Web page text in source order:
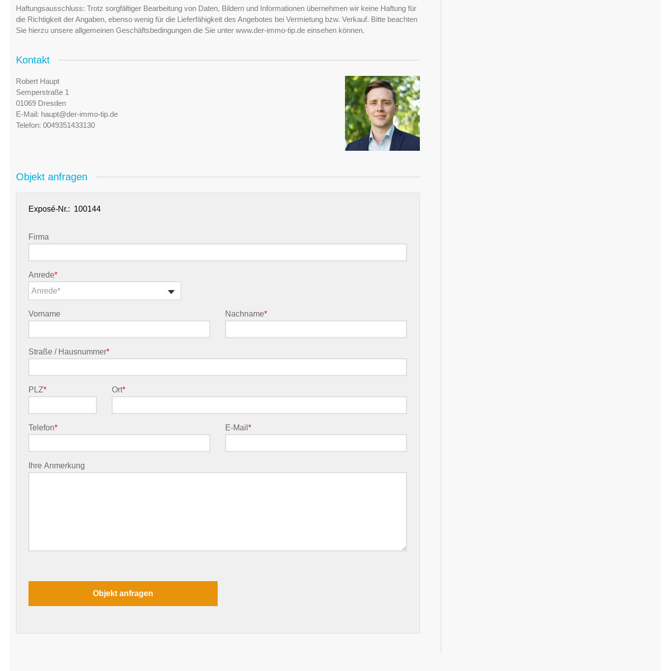
Haftungsausschluss: Trotz sorgfältiger Bearbeitung von Daten, Bildern und Informationen übernehmen wir keine Haftung für
die Richtigkeit der Angaben, ebenso wenig für die Lieferfähigkeit des Angebotes bei Vermietung bzw. Verkauf. Bitte beachten
Sie hierzu unsere allgemeinen Geschäftsbedingungen die Sie unter www.der-immo-tip.de einsehen können.
Kontakt
Robert Haupt
Semperstraße 1
01069 Dresden
E-Mail: haupt@der-immo-tip.de
Telefon: 0049351433130
Objekt anfragen
Exposé-Nr.:
Firma
Anrede*
Anrede*
Vorname Nachname*
Straße / Hausnummer*
PLZ* Ort*
Telefon* E-Mail*
Ihre Anmerkung